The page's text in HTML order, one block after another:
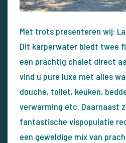
Met trots presenteren wij:
Dit karperwater biedt twee
een prachtig chalet direct
vind u pure luxe met alles
douche, toilet, keuken,
verwarming etc. Daarnaast
fantastische vispopulatie
een geweldige mix van